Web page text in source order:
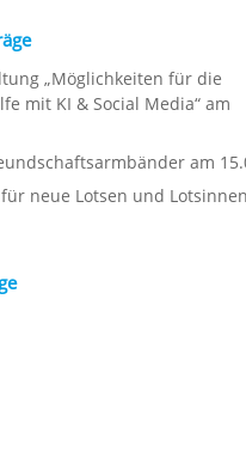
„Möglichkeiten für die
mit KI & Social Media“ am
am
neue Lotsen und